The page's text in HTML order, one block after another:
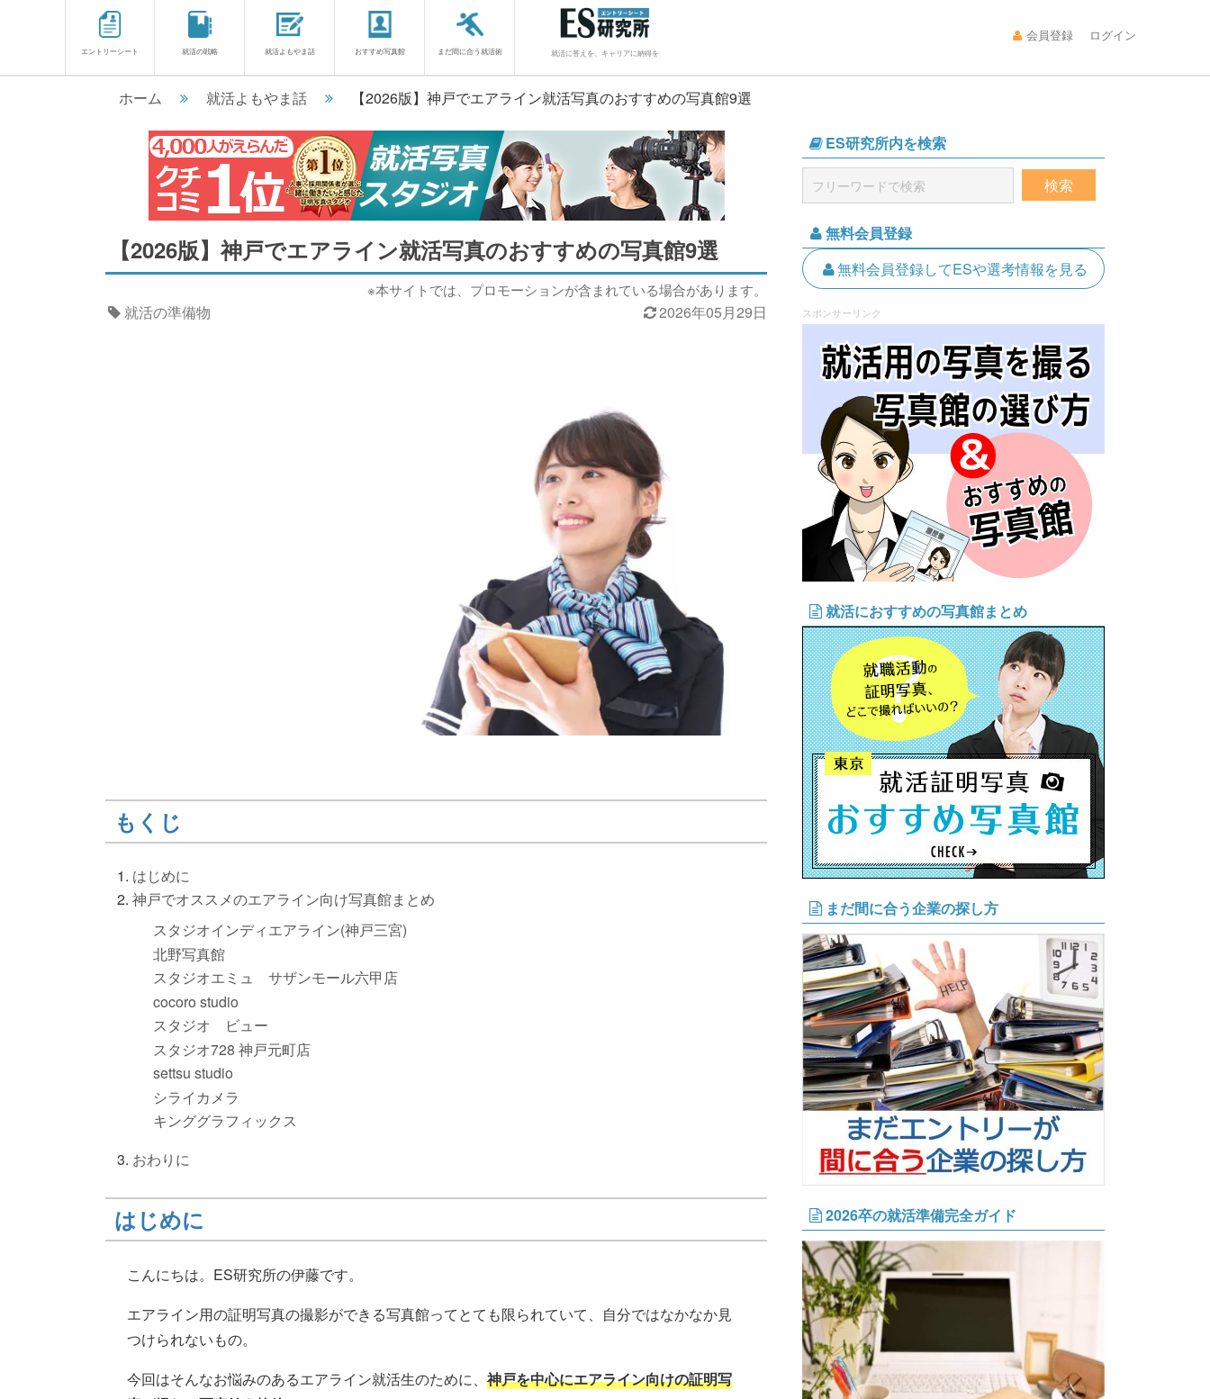
エントリーシート 就活の戦略 就活よもやま話 おすすめ写真館 まだ間に合う就活術 就活に答えを、キャリアに納得を
会員登録 ログイン
ホーム 就活よもやま話 【2026版】神戸でエアライン就活写真のおすすめの写真館9選
【2026版】神戸でエアライン就活写真のおすすめの写真館9選
※本サイトでは、プロモーションが含まれている場合があります。
就活の準備物 2026年05月29日
もくじ
はじめに
神戸でオススメのエアライン向け写真館まとめ
スタジオインディエアライン(神戸三宮)
北野写真館
スタジオエミュ サザンモール六甲店
cocoro studio
スタジオ ビュー
スタジオ728 神戸元町店
settsu studio
シライカメラ
キンググラフィックス
おわりに
はじめに
こんにちは。ES研究所の伊藤です。
エアライン用の証明写真の撮影ができる写真館ってとても限られていて、自分ではなかなか見
つけられないもの。
今回はそんなお悩みのあるエアライン就活生のために、 神戸を中心にエアライン向けの証明写
ES研究所内を検索
無料会員登録
無料会員登録してESや選考情報を見る
スポンサーリンク
就活におすすめの写真館まとめ
まだ間に合う企業の探し方
2026卒の就活準備完全ガイド